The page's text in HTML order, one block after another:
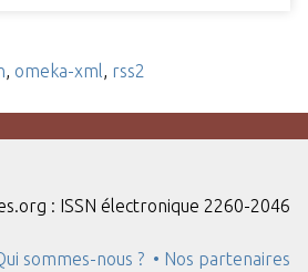
, omeka-xml, rss2
: ISSN électronique 2260-2046
sommes-nous ? • Nos partenaires